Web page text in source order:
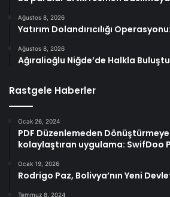
Ağustos 8, 2026
Yatırım Dolandırıcılığı
Ağustos 8, 2026
Ağıralioğlu Niğde’de Halkla Buluştu
Rastgele Haberler
Ocak 26, 2024
PDF Düzenlemeden
kolaylaştıran uygulama: SwifDoo
Ocak 19, 2026
Rodrigo Paz, Bolivya’nın Yeni
Temmuz 8, 2024